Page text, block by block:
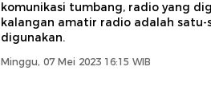
komunikasi tumbang, radio yang
kalangan amatir radio adalah satu-
digunakan.
Minggu, 07 Mei 2023 16:15 WIB